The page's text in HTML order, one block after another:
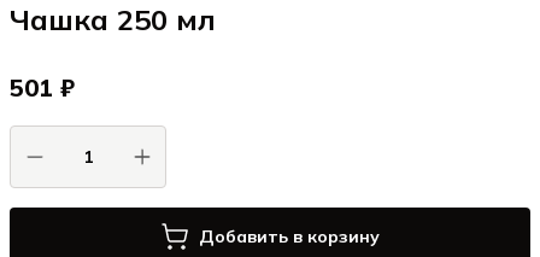
Чашка 250 мл
501 ₽
Добавить в корзину